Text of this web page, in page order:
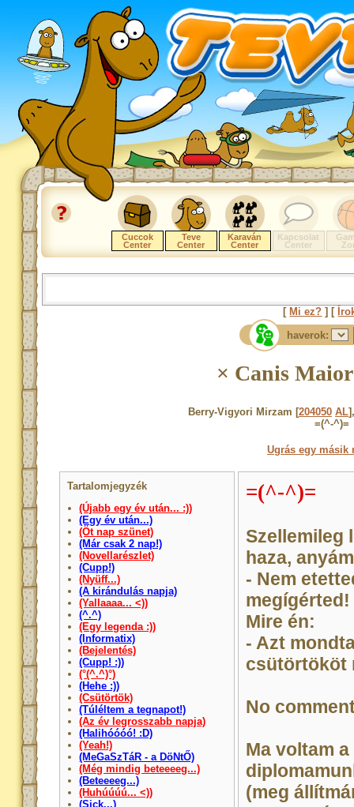
Cuccok
Center
Teve
Center
Karaván
Center
Kapcsolat
Center
[ Mi ez? ] [
haverok:
× Canis
Berry-Vigyori Mirzam [204050 AL
=(^-^)=
Ugrás egy másik
Tartalomjegyzék
(Újabb egy év után... :))
(Egy év után...)
(Öt nap szünet)
(Már csak 2 nap!)
(Novellarészlet)
(Cupp!)
(Nyüff...)
(A kirándulás napja)
(Yallaaaa... <))
(^.^)
(Egy legenda :))
(Informatix)
(Bejelentés)
(Cupp! :))
(°(^.^)°)
(Hehe :))
(Csütörtök)
(Túléltem a tegnapot!)
(Az év legrosszabb napja)
(Halihóóóó! :D)
(Yeah!)
(MeGaSzTáR - a DöNtŐ)
(Még mindig beteeeeg...)
(Beteeeeg...)
(Huhúúúú... <))
(Sick...)
=(^-^)=
Szellemileg
haza,
- Nem
megígérted!
Mire én:
- Azt
csütörtököt
No
Ma voltam
(meg